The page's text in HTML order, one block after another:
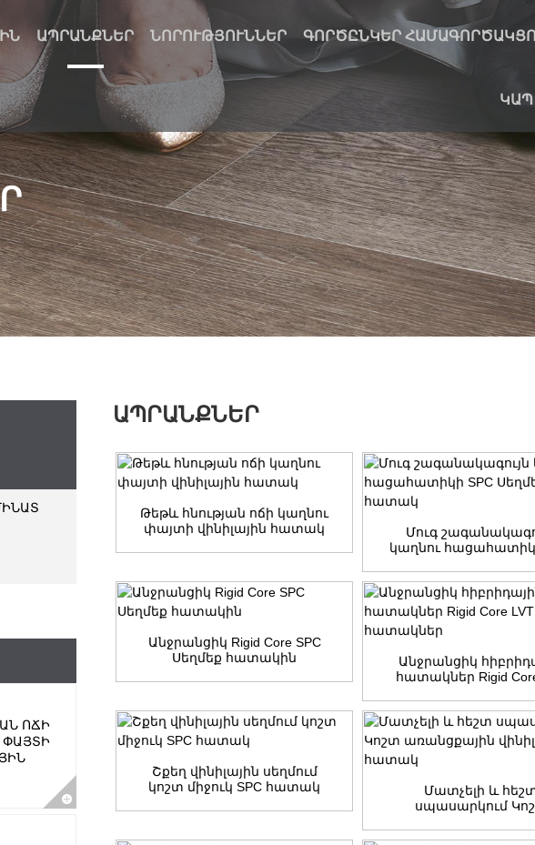
ԱՊՐԱՆՔՆԵՐ ՆՈՐՈՒԹՅՈՒՆՆԵՐ ԳՈՐԾԸՆԿԵՐ
ԿԱՊ
ՈՃԻ Կ
Վ
Հ
ԱՊՐԱՆՔՆԵՐ
Թեթև հնության ոճի կաղնու
փայտի վինիլային հատակ
Մուգ
կաղնու
Անջրանցիկ Rigid Core SPC
Սեղմեք հատակին
Անջրանցիկ
հատակներ Rigid
Շքեղ վինիլային սեղմում
կոշտ միջուկ SPC հատակ
Մատչելի և
սպասարկում
հատակ